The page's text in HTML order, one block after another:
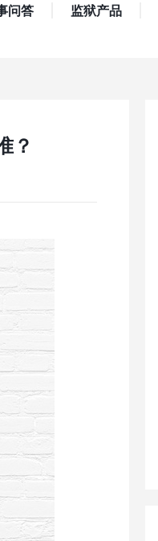
问答 监狱产品
？